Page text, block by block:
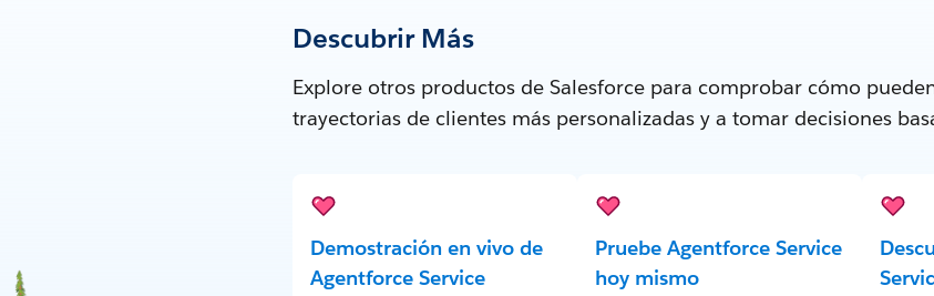
Descubrir Más
Explore otros productos de Salesforce para comprobar cómo
trayectorias de clientes más personalizadas y a tomar decisiones
Demostración en vivo de
Agentforce Service
Pruebe Agentforce Service
hoy mismo